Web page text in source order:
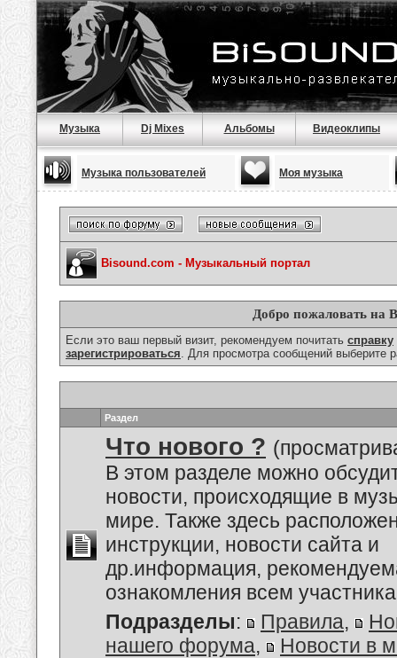
Музыка Dj Mixes Альбомы Видеоклипы
Музыка пользователей Моя музыка
Bisound.com - Музыкальный портал
Добро пожаловать на
Если это ваш первый визит, рекомендуем почитать справку
зарегистрироваться. Для просмотра сообщений выберите
Раздел
Что нового ?
В этом разделе можно
новости, происходящие в
мире. Также здесь
инструкции, новости сайта и
др.информация,
ознакомления всем
Подразделы: Правила,
нашего форума, Новости в